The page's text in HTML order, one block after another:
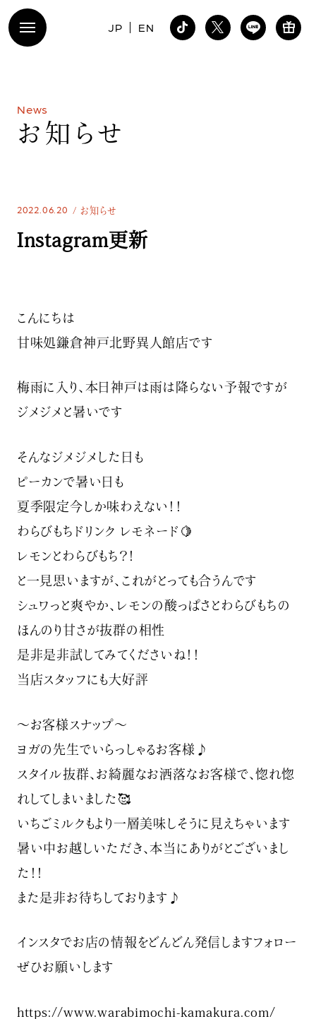
JP EN
News
お 知 ら せ
2022.06.20 お知らせ
Instagram更新
こんにちは️
甘味処鎌倉神戸北野異人館店です️
梅雨に入り、本日神戸は雨は降らない予報ですが
ジメジメと暑いです
そんなジメジメした日も
ピーカンで暑い日も
夏季限定今しか味わえない！！
わらびもちドリンク レモネード🍋
レモンとわらびもち？！
と一見思いますが、これがとっても合うんです️
シュワっと爽やか、レモンの酸っぱさとわらびもちの
ほんのり甘さが抜群の相性
是非是非試してみてくださいね！！
当店スタッフにも大好評️
〜お客様スナップ〜
ヨガの先生でいらっしゃるお客様♪
スタイル抜群、お綺麗なお洒落なお客様で、惚れ惚
れしてしまいました🥰
いちごミルクもより一層美味しそうに見えちゃいます
暑い中お越しいただき、本当にありがとございまし
た！！
また是非お待ちしております♪
インスタでお店の情報をどんどん発信しますフォロー
ぜひお願いします️
https://www.warabimochi-kamakura.com/